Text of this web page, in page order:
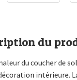
du
du coucher de
intérieure.